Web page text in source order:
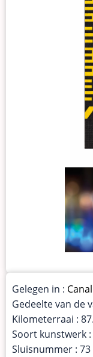
Gelegen in :
Gedeelte van de
Kilometerraai :
Soort kunstwerk :
Sluisnummer : 73